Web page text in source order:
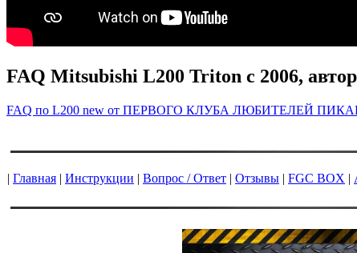
FAQ Mitsubishi L200 Triton c 2006,
FAQ по L200 new от ПЕРВОГО КЛУБА ЛЮБИТЕЛЕЙ
| Главная | Инструкции | Вопрос / Ответ | Отзывы | FGC BOX |